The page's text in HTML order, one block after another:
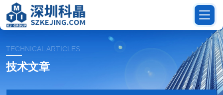
TECHNICAL ARTICLES
技术文章